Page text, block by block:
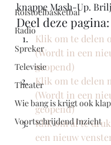
Rolstoelbasketbal
Radio
Spreker
Televisie
Theater
Wie bang is krijgt ook
Voortschrijdend Inzicht
knappe Mash-Up.
Deel deze pagina:
Klik om te delen
(Wordt in een
geopend)
Klik om te delen
(Wordt in een
geopend)
Klik om af te
een nieuw